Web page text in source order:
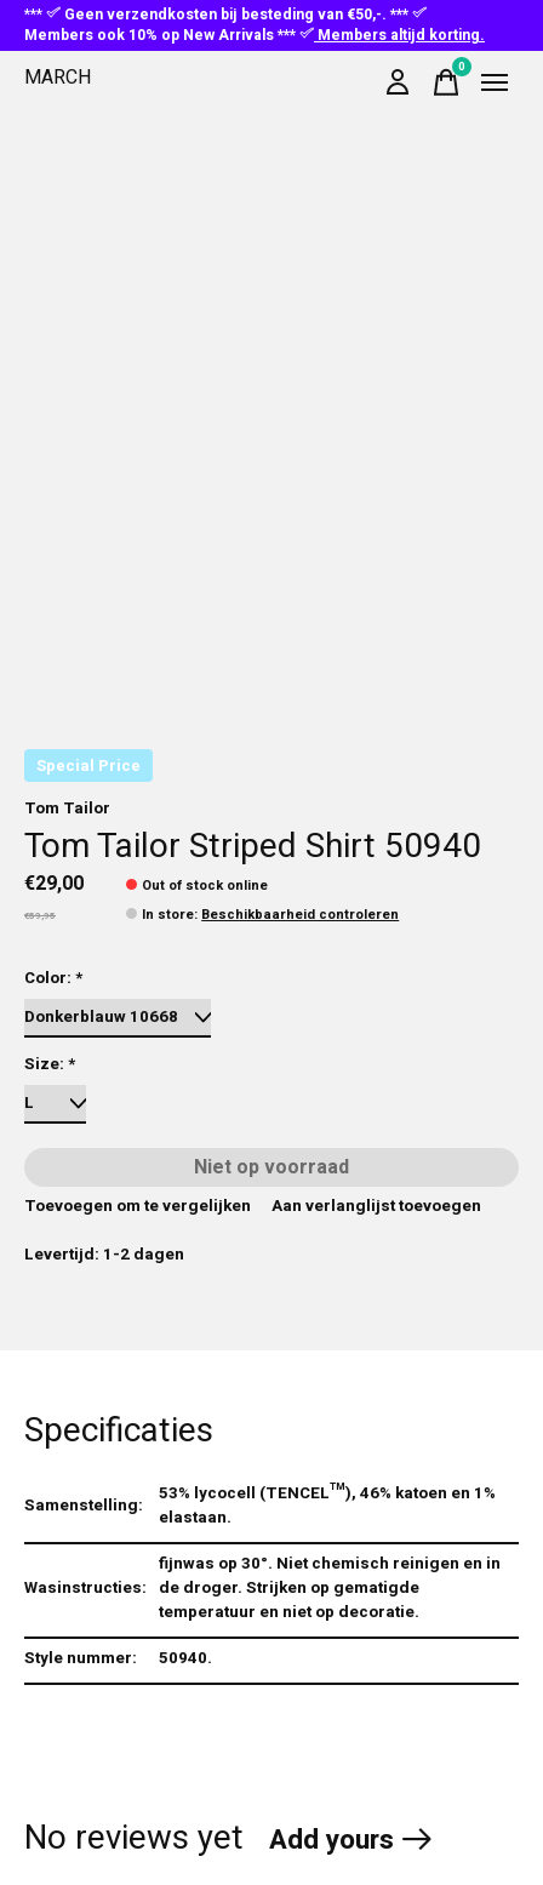
***
Geen verzendkosten bij besteding van €50,-. ***
Members ook 10% op New Arrivals ***
Members altijd korting.
MARCH 0items
Special Price
Tom Tailor
Tom Tailor Striped Shirt 50940
€29,00
€59,95
Out of stock online
In store: Beschikbaarheid controleren
Color: *
Size: *
Niet op voorraad
Toevoegen om te vergelijken
Aan verlanglijst toevoegen
Levertijd: 1-2 dagen
Specificaties
Samenstelling:
53% lycocell (TENCEL™), 46% katoen en 1%
elastaan.
Wasinstructies:
fijnwas op 30°. Niet chemisch reinigen en in
de droger. Strijken op gematigde
temperatuur en niet op decoratie.
Style nummer:
50940.
No reviews yet Add yours